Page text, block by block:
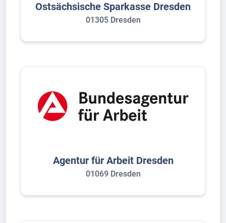
Ostsächsische Sparkasse Dresden
01305 Dresden
Agentur für Arbeit Dresden
01069 Dresden